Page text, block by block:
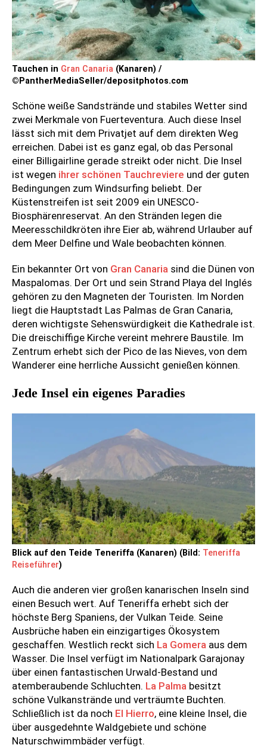
Tauchen in Gran Canaria (Kanaren) /
©PantherMediaSeller/depositphotos.com
Schöne weiße Sandstrände und stabiles Wetter sind
zwei Merkmale von Fuerteventura. Auch diese Insel
lässt sich mit dem Privatjet auf dem direkten Weg
erreichen. Dabei ist es ganz egal, ob das Personal
einer Billigairline gerade streikt oder nicht. Die Insel
ist wegen ihrer schönen Tauchreviere und der guten
Bedingungen zum Windsurfing beliebt. Der
Küstenstreifen ist seit 2009 ein UNESCO-
Biosphärenreservat. An den Stränden legen die
Meeresschildkröten ihre Eier ab, während Urlauber auf
dem Meer Delfine und Wale beobachten können.
Ein bekannter Ort von Gran Canaria sind die Dünen von
Maspalomas. Der Ort und sein Strand Playa del Inglés
gehören zu den Magneten der Touristen. Im Norden
liegt die Hauptstadt Las Palmas de Gran Canaria,
deren wichtigste Sehenswürdigkeit die Kathedrale ist.
Die dreischiffige Kirche vereint mehrere Baustile. Im
Zentrum erhebt sich der Pico de las Nieves, von dem
Wanderer eine herrliche Aussicht genießen können.
Jede Insel ein eigenes Paradies
Blick auf den Teide Teneriffa (Kanaren) (Bild: Teneriffa
Reiseführer)
Auch die anderen vier großen kanarischen Inseln sind
einen Besuch wert. Auf Teneriffa erhebt sich der
höchste Berg Spaniens, der Vulkan Teide. Seine
Ausbrüche haben ein einzigartiges Ökosystem
geschaffen. Westlich reckt sich La Gomera aus dem
Wasser. Die Insel verfügt im Nationalpark Garajonay
über einen fantastischen Urwald-Bestand und
atemberaubende Schluchten. La Palma besitzt
schöne Vulkanstrände und verträumte Buchten.
Schließlich ist da noch El Hierro, eine kleine Insel, die
über ausgedehnte Waldgebiete und schöne
Naturschwimmbäder verfügt.